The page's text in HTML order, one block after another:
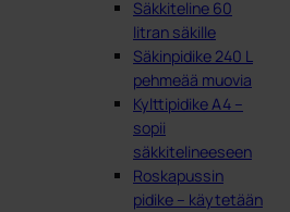
Säkkiteline 60
litran säkille
Säkinpidike 240 L
pehmeää muovia
Kylttipidike A4 –
sopii
säkkitelineeseen
Roskapussin
pidike – käytetään